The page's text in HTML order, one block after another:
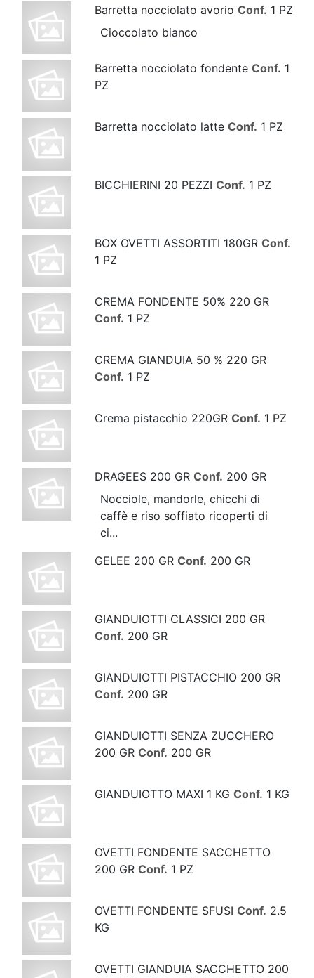
Barretta nocciolato avorio Conf. 1 PZ
Cioccolato bianco
Barretta nocciolato fondente Conf. 1
PZ
Barretta nocciolato latte Conf. 1 PZ
BICCHIERINI 20 PEZZI Conf. 1 PZ
BOX OVETTI ASSORTITI 180GR Conf.
1 PZ
CREMA FONDENTE 50% 220 GR
Conf. 1 PZ
CREMA GIANDUIA 50 % 220 GR
Conf. 1 PZ
Crema pistacchio 220GR Conf. 1 PZ
DRAGEES 200 GR Conf. 200 GR
Nocciole, mandorle, chicchi di
caffè e riso soffiato ricoperti di
ci...
GELEE 200 GR Conf. 200 GR
GIANDUIOTTI CLASSICI 200 GR
Conf. 200 GR
GIANDUIOTTI PISTACCHIO 200 GR
Conf. 200 GR
GIANDUIOTTI SENZA ZUCCHERO
200 GR Conf. 200 GR
GIANDUIOTTO MAXI 1 KG Conf. 1 KG
OVETTI FONDENTE SACCHETTO
200 GR Conf. 1 PZ
OVETTI FONDENTE SFUSI Conf. 2.5
KG
OVETTI GIANDUIA SACCHETTO 200